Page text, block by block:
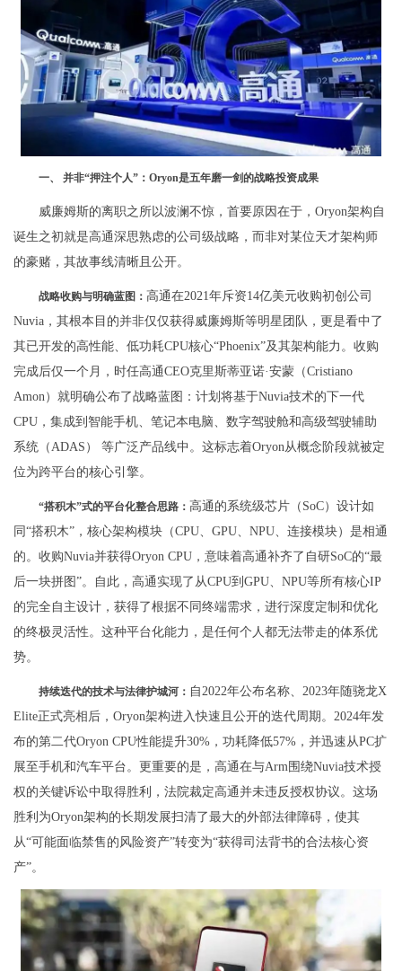
一、 并非“押注个人”：Oryon是五年磨一剑的战略投资成果
威廉姆斯的离职之所以波澜不惊，首要原因在于，Oryon架构自
诞生之初就是高通深思熟虑的公司级战略，而非对某位天才架构师
的豪赌，其故事线清晰且公开。
战略收购与明确蓝图： 高通在2021年斥资14亿美元收购初创公司
Nuvia，其根本目的并非仅仅获得威廉姆斯等明星团队，更是看中了
其已开发的高性能、低功耗CPU核心“Phoenix”及其架构能力。收购
完成后仅一个月，时任高通CEO克里斯蒂亚诺·安蒙（Cristiano
Amon）就明确公布了战略蓝图：计划将基于Nuvia技术的下一代
CPU，集成到智能手机、笔记本电脑、数字驾驶舱和高级驾驶辅助
系统（ADAS） 等广泛产品线中。这标志着Oryon从概念阶段就被定
位为跨平台的核心引擎。
“搭积木”式的平台化整合思路： 高通的系统级芯片（SoC）设计如
同“搭积木”，核心架构模块（CPU、GPU、NPU、连接模块）是相通
的。收购Nuvia并获得Oryon CPU，意味着高通补齐了自研SoC的“最
后一块拼图”。自此，高通实现了从CPU到GPU、NPU等所有核心IP
的完全自主设计，获得了根据不同终端需求，进行深度定制和优化
的终极灵活性。这种平台化能力，是任何个人都无法带走的体系优
势。
持续迭代的技术与法律护城河： 自2022年公布名称、2023年随骁龙X
Elite正式亮相后，Oryon架构进入快速且公开的迭代周期。2024年发
布的第二代Oryon CPU性能提升30%，功耗降低57%，并迅速从PC扩
展至手机和汽车平台。更重要的是，高通在与Arm围绕Nuvia技术授
权的关键诉讼中取得胜利，法院裁定高通并未违反授权协议。这场
胜利为Oryon架构的长期发展扫清了最大的外部法律障碍，使其
从“可能面临禁售的风险资产”转变为“获得司法背书的合法核心资
产”。